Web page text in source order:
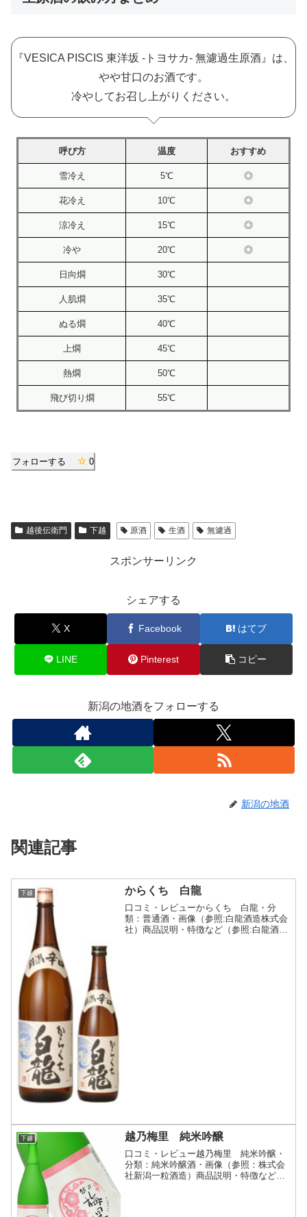
『VESICA PISCIS 東洋坂 -トヨサカ- 無濾過生原酒』は、
やや甘口のお酒です。
冷やしてお召し上がりください。
呼び方 温度 おすすめ
雪冷え 5℃ ◎
花冷え 10℃ ◎
涼冷え 15℃ ◎
冷や 20℃ ◎
日向燗 30℃
人肌燗 35℃
ぬる燗 40℃
上燗 45℃
熱燗 50℃
飛び切り燗 55℃
フォローする 0
越後伝衛門 下越 原酒 生酒 無濾過
スポンサーリンク
シェアする
X Facebook はてブ
LINE Pinterest コピー
新潟の地酒をフォローする
新潟の地酒
関連記事
下越 からくち 白龍
口コミ・レビューからくち 白龍・分
類：普通酒・画像（参照:白龍酒造株式会
社）商品説明・特徴など（参照:白龍酒造
下越 越乃梅里 純米吟醸
口コミ・レビュー越乃梅里 純米吟醸・
分類：純米吟醸酒・画像（参照：株式会
社新潟一粒酒造）商品説明・特徴など